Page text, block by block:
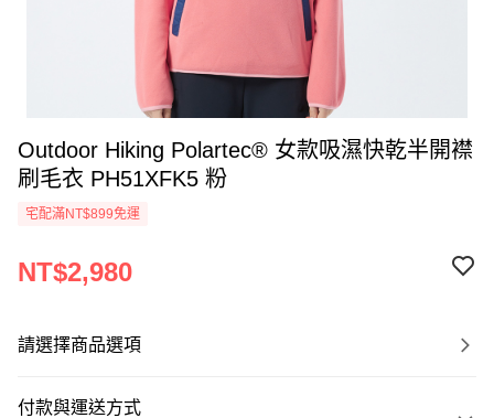
Outdoor Hiking Polartec® 女款吸濕快乾半開襟
刷毛衣 PH51XFK5 粉
宅配滿NT$899免運
NT$2,980
請選擇商品選項
付款與運送方式